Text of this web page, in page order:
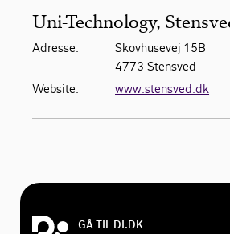
Uni-Technology,
Adresse:
Skovhusevej 15B
4773 Stensved
Website:
www.stensved.dk
GÅ TIL DI.DK